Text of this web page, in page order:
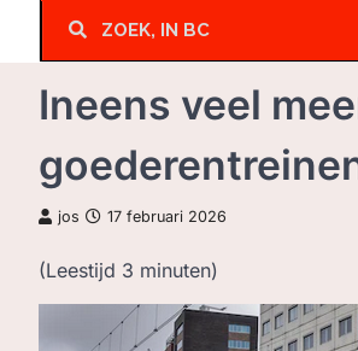
ZOEK, IN BC
Ineens veel
jos 17 februari 2026
(Leestijd 3 minuten)